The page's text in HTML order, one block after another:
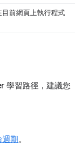
前網頁上執行程式
學習路徑，建議您
期。